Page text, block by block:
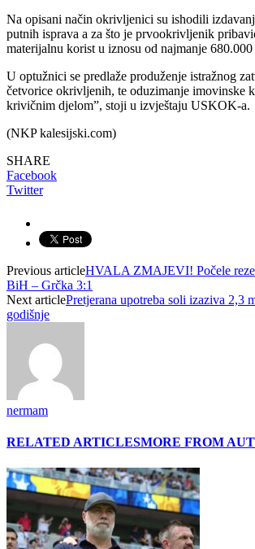
Na opisani način okrivljenici su ishodili
putnih isprava a za što je prvookrivljenik
materijalnu korist u iznosu od najmanje 680.000
U optužnici se predlaže produženje istražnog
četvorice okrivljenih, te oduzimanje imovinske
krivičnim djelom”, stoji u izvještaju USKOK-a.
(NKP kalesijski.com)
SHARE
Facebook
Twitter
Previous articleHVALA ZMAJEVI! Počele
BiH – Grčka 3:1
Next articlePretjerana upotreba soli izaziva 2,3
godišnje
nermam
RELATED ARTICLESMORE FROM